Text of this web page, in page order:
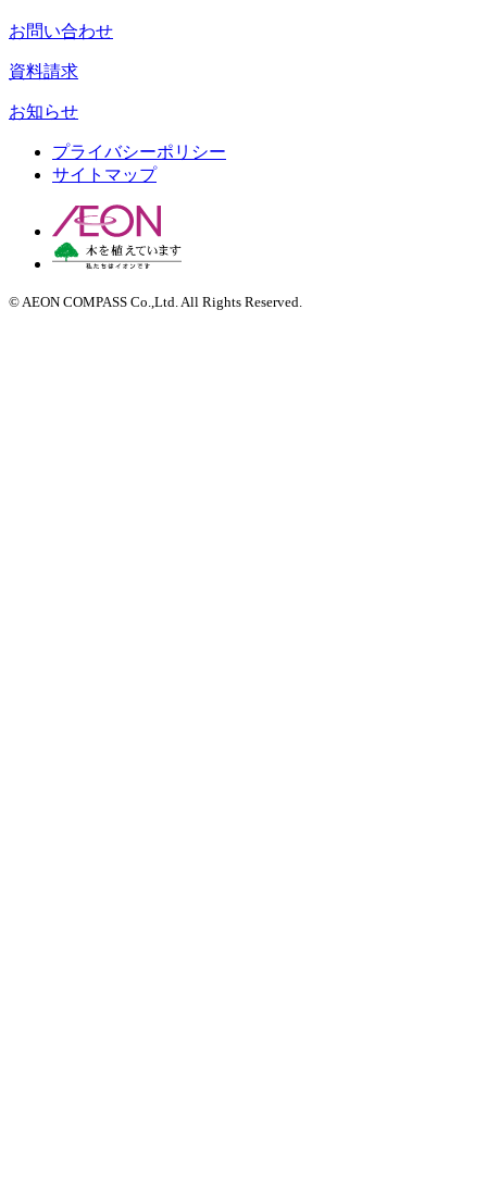
お問い合わせ
資料請求
お知らせ
プライバシーポリシー
サイトマップ
© AEON COMPASS Co.,Ltd. All Rights Reserved.